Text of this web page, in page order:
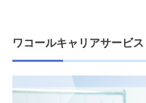
ワコールキャリアサービス